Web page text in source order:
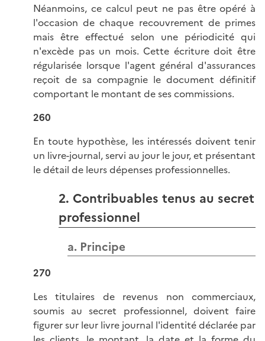
Néanmoins, ce calcul peut ne pas être opéré à
l'occasion de chaque recouvrement de primes
mais être effectué selon une périodicité qui
n'excède pas un mois. Cette écriture doit être
régularisée lorsque l'agent général d'assurances
reçoit de sa compagnie le document définitif
comportant le montant de ses commissions.
260
En toute hypothèse, les intéressés doivent tenir
un livre-journal, servi au jour le jour, et présentant
le détail de leurs dépenses professionnelles.
2. Contribuables tenus au secret
professionnel
a. Principe
270
Les titulaires de revenus non commerciaux,
soumis au secret professionnel, doivent faire
figurer sur leur livre journal l'identité déclarée par